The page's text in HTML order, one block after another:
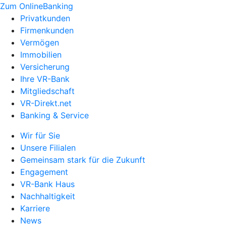
Zum OnlineBanking
Privatkunden
Firmenkunden
Vermögen
Immobilien
Versicherung
Ihre VR-Bank
Mitgliedschaft
VR-Direkt.net
Banking & Service
Wir für Sie
Unsere Filialen
Gemeinsam stark für die Zukunft
Engagement
VR-Bank Haus
Nachhaltigkeit
Karriere
News